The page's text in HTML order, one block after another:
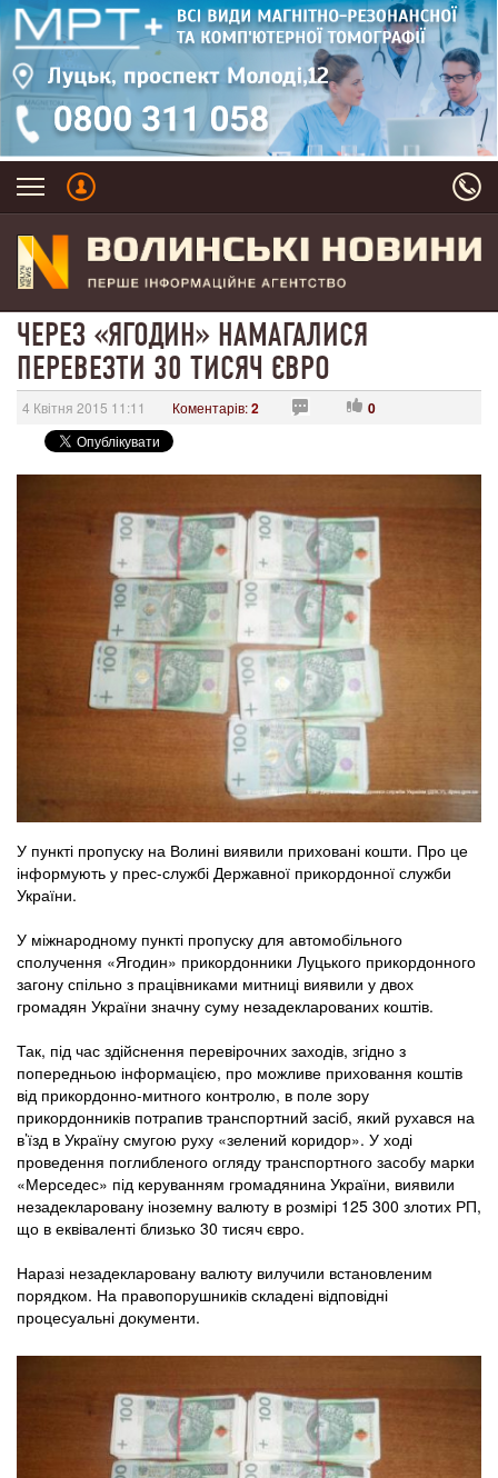
ЧЕРЕЗ «ЯГОДИН» НАМАГАЛИСЯ
ПЕРЕВЕЗТИ 30 ТИСЯЧ ЄВРО
4 Квітня 2015 11:11 Коментарів:2 0
У пункті пропуску на Волині виявили приховані кошти. Про це
інформують у прес-службі Державної прикордонної служби
України.
У міжнародному пункті пропуску для автомобільного
сполучення «Ягодин» прикордонники Луцького прикордонного
загону спільно з працівниками митниці виявили у двох
громадян України значну суму незадекларованих коштів.
Так, під час здійснення перевірочних заходів, згідно з
попередньою інформацією, про можливе приховання коштів
від прикордонно-митного контролю, в поле зору
прикордонників потрапив транспортний засіб, який рухався на
в’їзд в Україну смугою руху «зелений коридор». У ході
проведення поглибленого огляду транспортного засобу марки
«Мерседес» під керуванням громадянина України, виявили
незадекларовану іноземну валюту в розмірі 125 300 злотих РП,
що в еквіваленті близько 30 тисяч євро.
Наразі незадекларовану валюту вилучили встановленим
порядком. На правопорушників складені відповідні
процесуальні документи.